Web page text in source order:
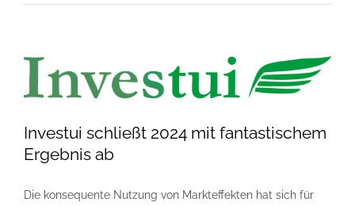
Investui schließt 2024 mit fantastischem
Ergebnis ab
Die konsequente Nutzung von Markteffekten hat sich für